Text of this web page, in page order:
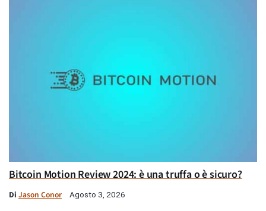
Bitcoin Motion Review 2024: è una truffa o è sicuro?
Di Jason Conor Agosto 3, 2026